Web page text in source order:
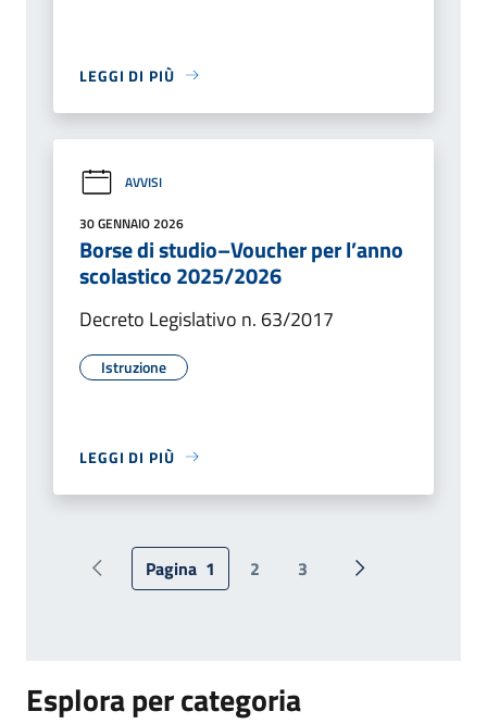
LEGGI DI PIÙ
AVVISI
30 GENNAIO 2026
Borse di studio–Voucher per l’anno
scolastico 2025/2026
Decreto Legislativo n. 63/2017
Istruzione
LEGGI DI PIÙ
Pagina precedente
Pagina 1 2 3 Pagina
Esplora per categoria